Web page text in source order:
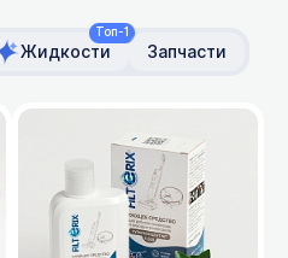
Топ-1
Жидкости Запчасти